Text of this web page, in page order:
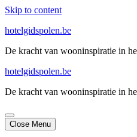
Skip to content
hotelgidspolen.be
De kracht van wooninspiratie in
hotelgidspolen.be
De kracht van wooninspiratie in
Close Menu